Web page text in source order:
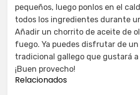
pequeños, luego ponlos en el
todos los ingredientes durante
Añadir un chorrito de aceite de
fuego. Ya puedes disfrutar de
tradicional gallego que gustará
¡Buen provecho!
Relacionados